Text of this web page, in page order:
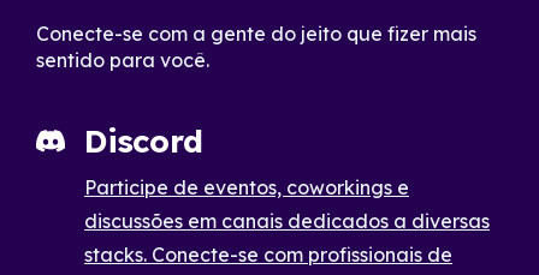
Conecte-se com a gente do jeito que fizer mais
sentido para você.
Discord
Participe de eventos, coworkings e
discussões em canais dedicados a diversas
stacks. Conecte-se com profissionais de